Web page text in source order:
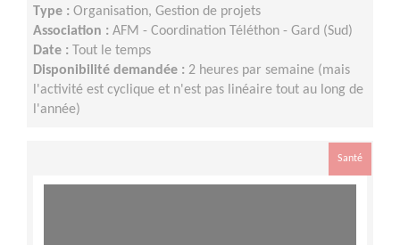
Type : Organisation, Gestion de projets
Association : AFM - Coordination Téléthon - Gard (Sud)
Date :
Tout le temps
Disponibilité demandée : 2 heures par semaine (mais
l'activité est cyclique et n'est pas linéaire tout au long de
l'année)
Santé